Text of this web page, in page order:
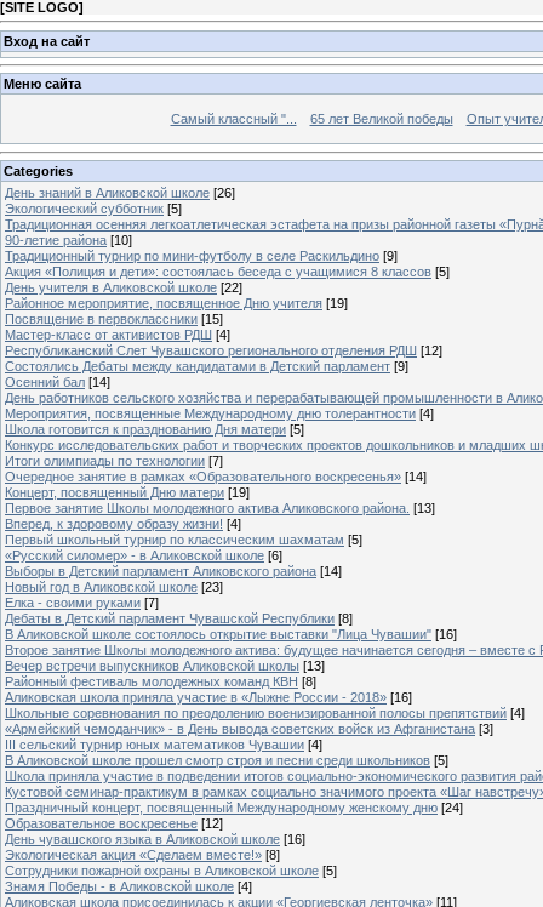
[SITE LOGO]
Вход на сайт
Меню сайта
Самый классный "... 65 лет Великой победы Опыт
Categories
День знаний в Аликовской школе [26]
Экологический субботник [5]
Традиционная осенняя легкоатлетическая эстафета на призы районной газеты
90-летие района [10]
Традиционный турнир по мини-футболу в селе Раскильдино [9]
Акция «Полиция и дети»: состоялась беседа с учащимися 8 классов [5]
День учителя в Аликовской школе [22]
Районное мероприятие, посвященное Дню учителя [19]
Посвящение в первоклассники [15]
Мастер-класс от активистов РДШ [4]
Республиканский Слет Чувашского регионального отделения РДШ [12]
Состоялись Дебаты между кандидатами в Детский парламент [9]
Осенний бал [14]
День работников сельского хозяйства и перерабатывающей промышленности в
Мероприятия, посвященные Международному дню толерантности [4]
Школа готовится к празднованию Дня матери [5]
Конкурс исследовательских работ и творческих проектов дошкольников и младших
Итоги олимпиады по технологии [7]
Очередное занятие в рамках «Образовательного воскресенья» [14]
Концерт, посвященный Дню матери [19]
Первое занятие Школы молодежного актива Аликовского района. [13]
Вперед, к здоровому образу жизни! [4]
Первый школьный турнир по классическим шахматам [5]
«Русский силомер» - в Аликовской школе [6]
Выборы в Детский парламент Аликовского района [14]
Новый год в Аликовской школе [23]
Елка - своими руками [7]
Дебаты в Детский парламент Чувашской Республики [8]
В Аликовской школе состоялось открытие выставки "Лица Чувашии" [16]
Второе занятие Школы молодежного актива: будущее начинается сегодня – вместе
Вечер встречи выпускников Аликовской школы [13]
Районный фестиваль молодежных команд КВН [8]
Аликовская школа приняла участие в «Лыжне России - 2018» [16]
Школьные соревнования по преодолению военизированной полосы препятствий [4]
«Армейский чемоданчик» - в День вывода советских войск из Афганистана [3]
III сельский турнир юных математиков Чувашии [4]
В Аликовской школе прошел смотр строя и песни среди школьников [5]
Школа приняла участие в подведении итогов социально-экономического развития
Кустовой семинар-практикум в рамках социально значимого проекта «Шаг
Праздничный концерт, посвященный Международному женскому дню [24]
Образовательное воскресенье [12]
День чувашского языка в Аликовской школе [16]
Экологическая акция «Сделаем вместе!» [8]
Сотрудники пожарной охраны в Аликовской школе [5]
Знамя Победы - в Аликовской школе [4]
Аликовская школа присоединилась к акции «Георгиевская ленточка» [11]